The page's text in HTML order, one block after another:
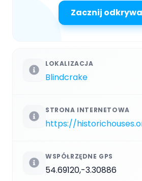
Zacznij
LOKALIZACJA
Blindcrake
STRONA INTERNETOWA
WSPÓŁRZĘDNE GPS
54.69120,-3.30886